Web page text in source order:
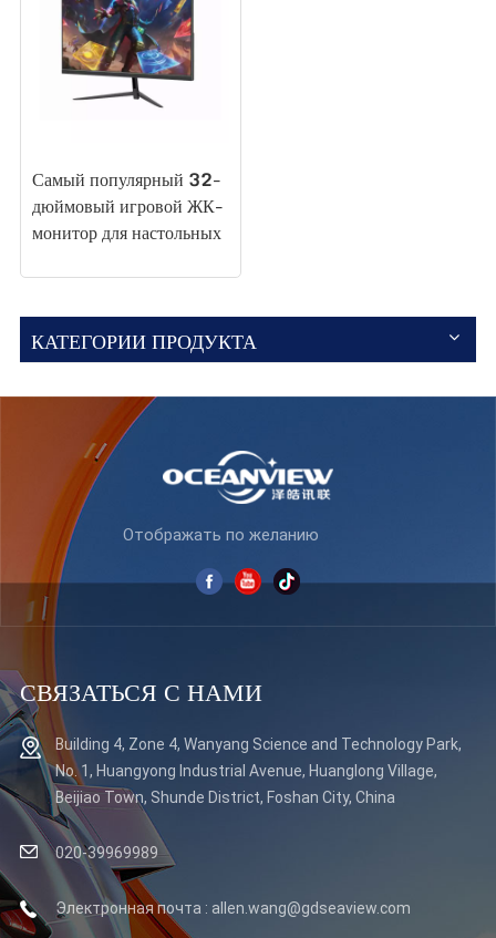
Самый популярный 32-
дюймовый игровой ЖК-
монитор для настольных
КАТЕГОРИИ ПРОДУКТА
Отображать по желанию
СВЯЗАТЬСЯ С НАМИ
Building 4, Zone 4, Wanyang Science and Technology Park,
No. 1, Huangyong Industrial Avenue, Huanglong Village,
Beijiao Town, Shunde District, Foshan City, China
020-39969989
Электронная почта : allen.wang@gdseaview.com